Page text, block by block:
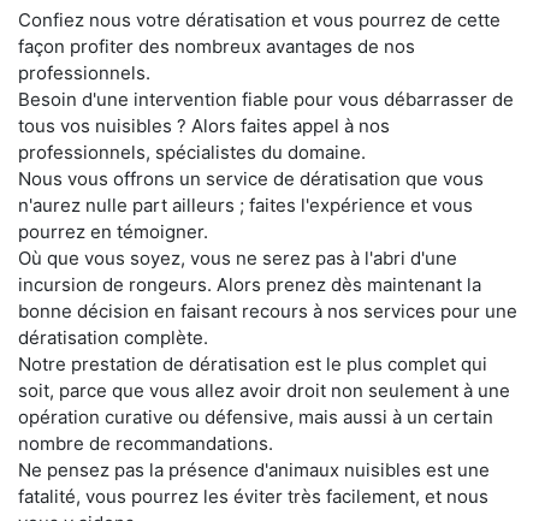
Confiez nous votre dératisation et vous pourrez de cette
façon profiter des nombreux avantages de nos
professionnels.
Besoin d'une intervention fiable pour vous débarrasser de
tous vos nuisibles ? Alors faites appel à nos
professionnels, spécialistes du domaine.
Nous vous offrons un service de dératisation que vous
n'aurez nulle part ailleurs ; faites l'expérience et vous
pourrez en témoigner.
Où que vous soyez, vous ne serez pas à l'abri d'une
incursion de rongeurs. Alors prenez dès maintenant la
bonne décision en faisant recours à nos services pour une
dératisation complète.
Notre prestation de dératisation est le plus complet qui
soit, parce que vous allez avoir droit non seulement à une
opération curative ou défensive, mais aussi à un certain
nombre de recommandations.
Ne pensez pas la présence d'animaux nuisibles est une
fatalité, vous pourrez les éviter très facilement, et nous